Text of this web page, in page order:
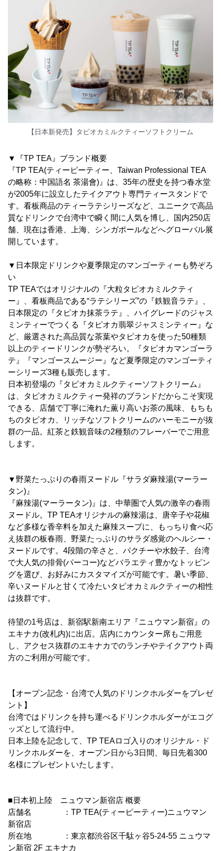
【日本新発売】タピオカミルクティーソフトクリーム
▼『TP TEA』ブランド概要
『TP TEA(ティーピーティー、Taiwan Professional TEA
の略称：中国語名 茶湯會)』は、35年の歴史を持つ春水堂
が2005年に設立したテイクアウト専門ティースタンドで
す。看板商品のティーラテシリーズなど、ユニークで高品
質なドリンクで台湾中で瞬く間に人気を博し、国内250店
舗、現在は香港、上海、シンガポールなどへグローバル展
開しています。
▼日本限定ドリンクや夏季限定のマンゴーティーも勢ぞろ
い
TP TEAではオリジナルの『大粒タピオカミルクティ
ー』、看板商品である“ラテシリーズ”の『鉄観音ラテ』、
日本限定の『タピオカ抹茶ラテ』、ハイグレードのジャス
ミンティーでつくる『タピオカ翡翠ジャスミンティー』な
ど、厳選された高品質な茶葉やタピオカを使った50種類
以上のティードリンクが勢ぞろい。『タピオカマンゴーラ
テ』『マンゴースムージー』など夏季限定のマンゴーティ
ーシリーズ3種も販売します。
日本初登場の『タピオカミルクティーソフトクリーム』
は、タピオカミルクティー発祥のブランドだからこそ実現
できる、店舗で丁寧に淹れた薫り高いお茶の風味、もちも
ちのタピオカ、リッチなソフトクリームのハーモニーが抜
群の一品。紅茶と鉄観音味の2種類のフレーバーでご用意
します。
▼野菜たっぷりの春雨ヌードル『サラダ麻辣湯(マーラー
タン)』
『麻辣湯(マーラータン)』は、中華圏で人気の激辛の春雨
ヌードル。TP TEAオリジナルの麻辣湯は、唐辛子や花椒
など多様な香辛料を加えた麻辣スープに、もっちり食べ応
え抜群の板春雨、野菜たっぷりのサラダ感覚のヘルシー・
ヌードルです。4段階の辛さと、パクチーや水餃子、台湾
で大人気の排骨(パーコー)などバラエティ豊かなトッピン
グを選び、お好みにカスタマイズが可能です。暑い季節、
辛いヌードルと甘くて冷たいタピオカミルクティーの相性
は抜群です。
待望の1号店は、新宿駅新南エリア『ニュウマン新宿』の
エキナカ(改札内)に出店。店内にカウンター席もご用意
し、アクセス抜群のエキナカでのランチやテイクアウト両
方のご利用が可能です。
【オープン記念・台湾で人気のドリンクホルダーをプレゼ
ント】
台湾ではドリンクを持ち運べるドリンクホルダーがエコグ
ッズとして流行中。
日本上陸を記念して、TP TEAロゴ入りのオリジナル・ド
リンクホルダーを、オープン日から3日間、毎日先着300
名様にプレゼントいたします。
■日本初上陸 ニュウマン新宿店 概要
店舗名 ：TP TEA(ティーピーティー)ニュウマン
新宿店
所在地 ：東京都渋谷区千駄ヶ谷5-24-55 ニュウマ
ン新宿 2F エキナカ